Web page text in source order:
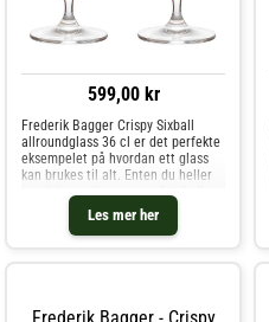
599,00 kr
Les mer her
Frederik Bagger Crispy Sixball
allroundglass 36 cl er det perfekte
eksempelet på hvordan ett glass
kan brukes til alt. Enten du heller
opp juice, mikser en cocktail eller
serverer en lekker dessert, gir disse
to glassene fra Crispy-serien deg